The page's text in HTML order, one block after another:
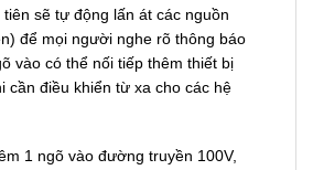
sẽ tự động lấn át các nguồn
để mọi người nghe rõ thông báo
vào có thể nối tiếp thêm thiết bị
cần điều khiển từ xa cho các hệ
1 ngõ vào đường truyền 100V,